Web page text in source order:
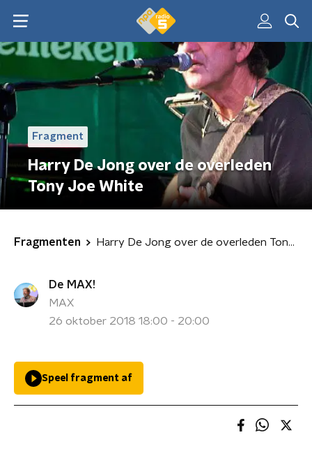
Fragment
Harry De Jong over de overleden
Tony Joe White
Fragmenten Harry De Jong over de overleden Tony Joe White
De MAX!
MAX
26 oktober 2018 18:00 - 20:00
Speel fragment af